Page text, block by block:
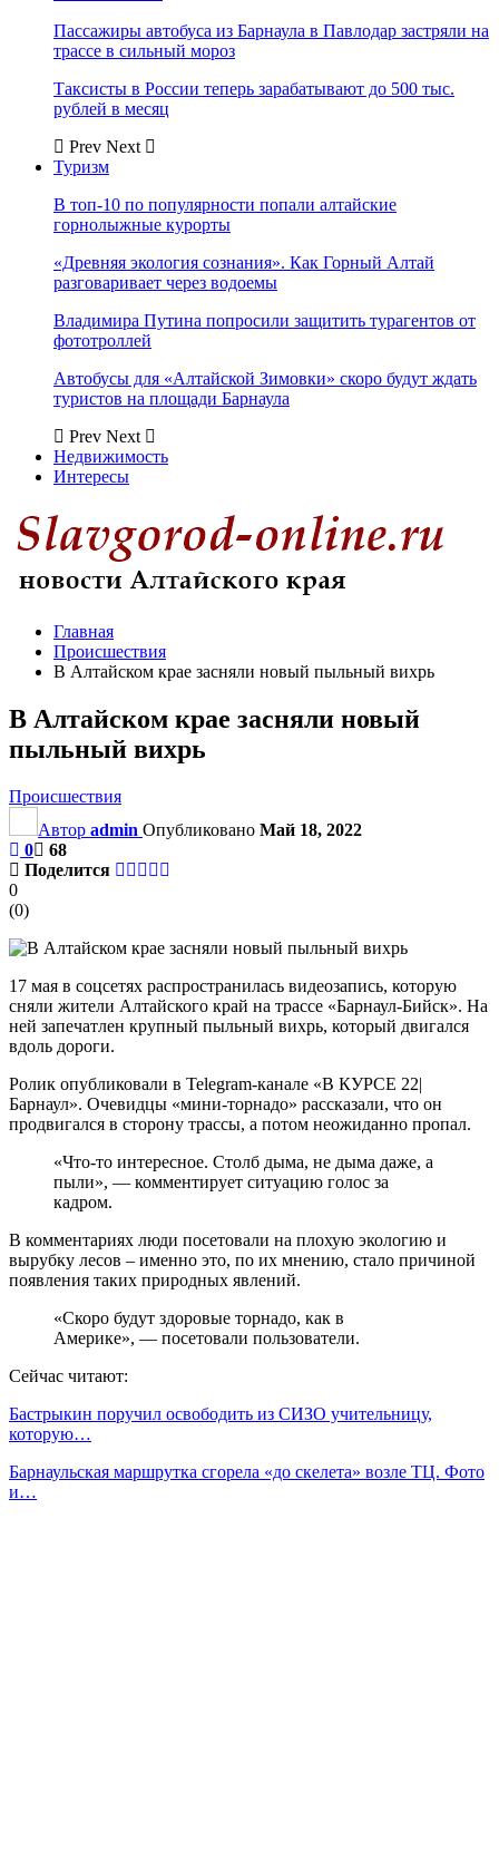
Пассажиры автобуса из Барнаула в Павлодар застряли на
трассе в сильный мороз
Таксисты в России теперь зарабатывают до 500 тыс.
рублей в месяц
Prev Next
Туризм
В топ-10 по популярности попали алтайские
горнолыжные курорты
«Древняя экология сознания». Как Горный Алтай
разговаривает через водоемы
Владимира Путина попросили защитить турагентов от
фототроллей
Автобусы для «Алтайской Зимовки» скоро будут ждать
туристов на площади Барнаула
Prev Next
Недвижимость
Интересы
Главная
Происшествия
В Алтайском крае засняли новый пыльный вихрь
В Алтайском крае засняли новый
пыльный вихрь
Происшествия
Автор admin Опубликовано Май 18, 2022
0
68
Поделится
0
(0)
17 мая в соцсетях распространилась видеозапись, которую
сняли жители Алтайского край на трассе «Барнаул-Бийск». На
ней запечатлен крупный пыльный вихрь, который двигался
вдоль дороги.
Ролик опубликовали в Telegram-канале «В КУРСЕ 22|
Барнаул». Очевидцы «мини-торнадо» рассказали, что он
продвигался в сторону трассы, а потом неожиданно пропал.
«Что-то интересное. Столб дыма, не дыма даже, а
пыли», — комментирует ситуацию голос за
кадром.
В комментариях люди посетовали на плохую экологию и
вырубку лесов – именно это, по их мнению, стало причиной
появления таких природных явлений.
«Скоро будут здоровые торнадо, как в
Америке», — посетовали пользователи.
Сейчас читают:
Бастрыкин поручил освободить из СИЗО учительницу,
которую…
Барнаульская маршрутка сгорела «до скелета» возле ТЦ. Фото
и…